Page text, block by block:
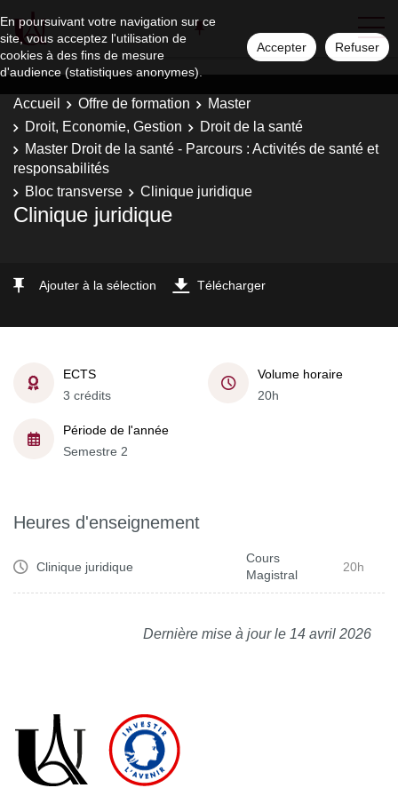
En poursuivant votre navigation sur ce
site, vous acceptez l'utilisation de
cookies à des fins de mesure
d'audience (statistiques anonymes).
Accepter Refuser
Accueil Offre de formation
Master
Droit, Economie, Gestion
Droit de la santé
Master Droit de la santé - Parcours : Activités de santé et
responsabilités
Bloc transverse
Clinique juridique
Clinique juridique
Ajouter à la sélection Télécharger
ECTS
3 crédits
Volume horaire
20h
Période de l'année
Semestre 2
Heures d'enseignement
Clinique juridique
Cours
Magistral
20h
Dernière mise à jour le 14 avril 2026